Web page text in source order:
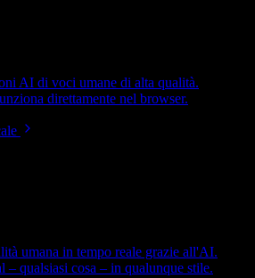
AI di voci umane di alta qualità.
direttamente nel browser.
umana in tempo reale grazie all'AI.
– qualsiasi cosa – in qualunque stile.